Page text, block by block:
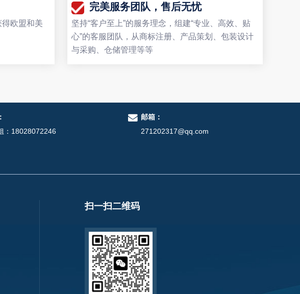
欧盟和美
完美服务团队，售后无忧
坚持“客户至上”的服务理念，组建“专业、高效、贴
心”的客服团队，从商标注册、产品策划、包装设计
与采购、仓储管理等等
：18028072246
邮箱：
271202317@qq.com
扫一扫二维码